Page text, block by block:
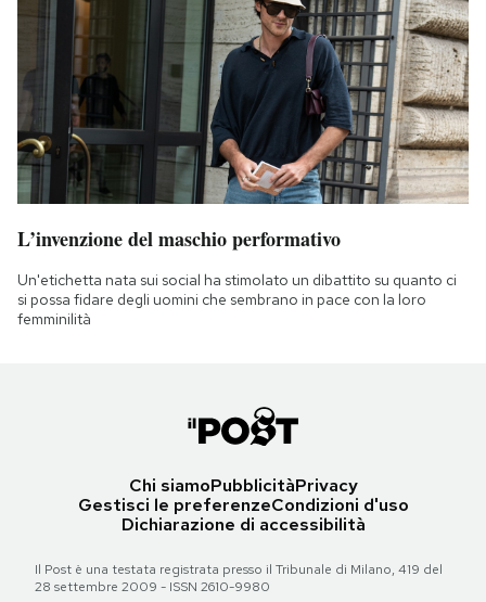
L’invenzione del maschio performativo
Un'etichetta nata sui social ha stimolato un dibattito su quanto ci
si possa fidare degli uomini che sembrano in pace con la loro
femminilità
Chi siamoPubblicitàPrivacy
Gestisci le preferenzeCondizioni d'uso
Dichiarazione di accessibilità
Il Post è una testata registrata presso il Tribunale di Milano, 419 del
28 settembre 2009 - ISSN 2610-9980